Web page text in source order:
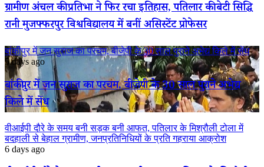
ग्रामीण अंचल की प्रतिभा ने फिर रचा इतिहास, पतिलार की बेटी सिद्धि
रानी मुजफ्फरपुर विश्वविद्यालय में बनीं असिस्टेंट प्रोफेसर
बांकीपुर में जन सुराज का परचम, बीजेपी के 30 साल पुराने अभेद्य किले में सेंध
5 days ago
बांकीपुर में जन सुराज का परचम, बीजेपी के 30 साल पुराने अभेद्य
किले में सेंध
वीआईपी दौरे के समय बनी सड़क बनी आफत, पतिलार के मिश्रौली टोला में
बदहाली से बेहाल ग्रामीण, जनप्रतिनिधियों के प्रति गहराया आक्रोश
6 days ago